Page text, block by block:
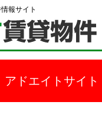
報サイト
アドエイトサイト